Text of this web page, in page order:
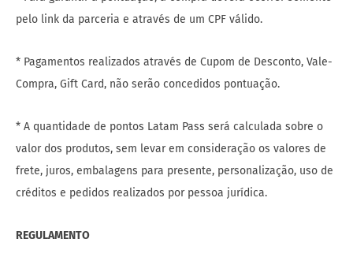
pelo link da parceria e através de um CPF válido.
* Pagamentos realizados através de Cupom de Desconto, Vale-
Compra, Gift Card, não serão concedidos pontuação.
* A quantidade de pontos Latam Pass será calculada sobre o
valor dos produtos, sem levar em consideração os valores de
frete, juros, embalagens para presente, personalização, uso de
créditos e pedidos realizados por pessoa jurídica.
REGULAMENTO